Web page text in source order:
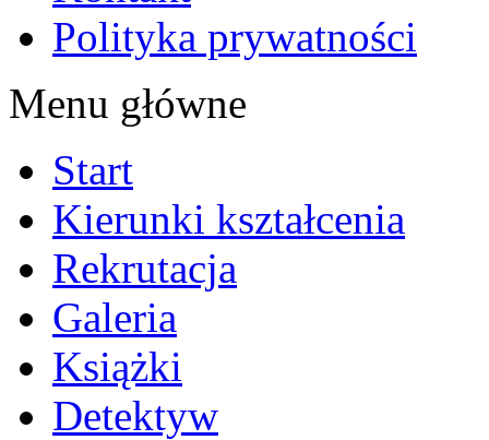
Polityka prywatności
Menu główne
Start
Kierunki kształcenia
Rekrutacja
Galeria
Książki
Detektyw